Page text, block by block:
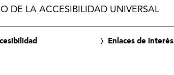
DE LA ACCESIBILIDAD UNIVERSAL
Enlaces de interés